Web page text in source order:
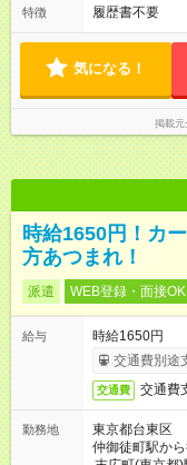
特徴 履歴書不要
気になる！
掲載元
時給1650円！カ
方あつまれ！
派遣 WEB登録・面接OK
給与
時給1650円
交通費別途
交通費 交通費
勤務地
東京都台東区
仲御徒町駅か